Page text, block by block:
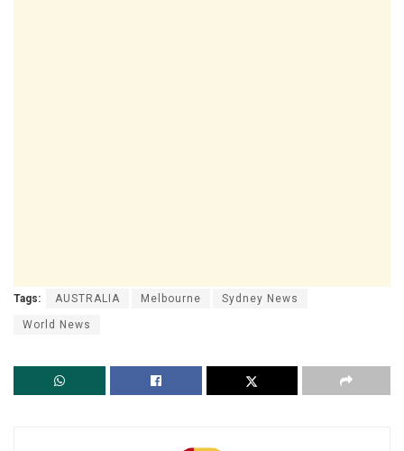
Tags: AUSTRALIA Melbourne Sydney News
World News